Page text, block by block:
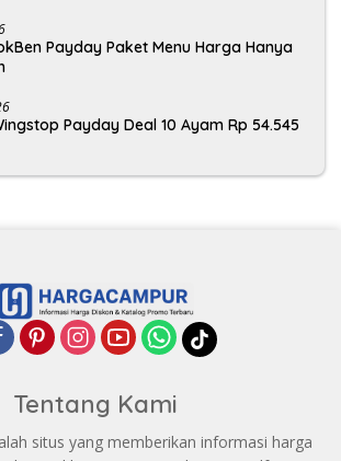
Payday Paket Menu Harga Hanya
Payday Deal 10 Ayam Rp 54.545
Tentang Kami
situs yang memberikan informasi harga